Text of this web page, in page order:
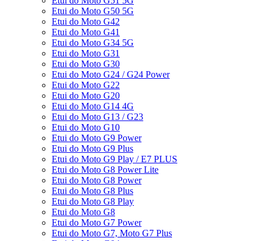
Etui do Moto G50 5G
Etui do Moto G42
Etui do Moto G41
Etui do Moto G34 5G
Etui do Moto G31
Etui do Moto G30
Etui do Moto G24 / G24 Power
Etui do Moto G22
Etui do Moto G20
Etui do Moto G14 4G
Etui do Moto G13 / G23
Etui do Moto G10
Etui do Moto G9 Power
Etui do Moto G9 Plus
Etui do Moto G9 Play / E7 PLUS
Etui do Moto G8 Power Lite
Etui do Moto G8 Power
Etui do Moto G8 Plus
Etui do Moto G8 Play
Etui do Moto G8
Etui do Moto G7 Power
Etui do Moto G7, Moto G7 Plus